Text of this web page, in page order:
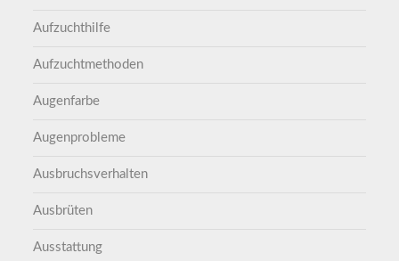
Aufzuchthilfe
Aufzuchtmethoden
Augenfarbe
Augenprobleme
Ausbruchsverhalten
Ausbrüten
Ausstattung